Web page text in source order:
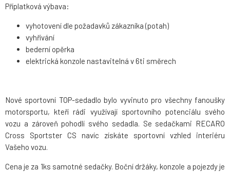
Příplatková výbava:
vyhotovení dle požadavků zákazníka (potah)
vyhřívání
bederní opěrka
elektrická konzole nastavitelná v 6ti směrech
Nové sportovní TOP-sedadlo bylo vyvinuto pro všechny fanoušky
motorsportu, kteří rádi využívají sportovního potenciálu svého
vozu a zároveň pohodlí svého sedadla. Se sedačkami RECARO
Cross Sportster CS navíc získáte sportovní vzhled interiéru
Vašeho vozu.
Cena je za 1ks samotné sedačky. Boční držáky, konzole a pojezdy je